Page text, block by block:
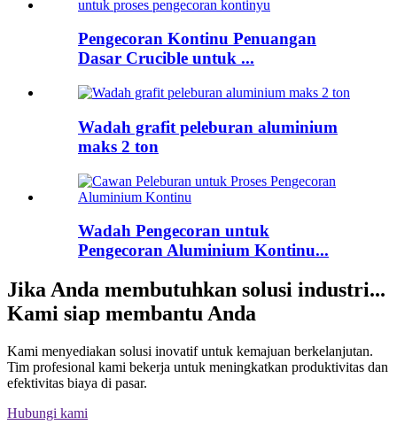
Pengecoran Kontinu Penuangan
Dasar Crucible untuk ...
Wadah grafit peleburan aluminium
maks 2 ton
Wadah Pengecoran untuk
Pengecoran Aluminium Kontinu...
Jika Anda membutuhkan solusi industri...
Kami siap membantu Anda
Kami menyediakan solusi inovatif untuk kemajuan berkelanjutan.
Tim profesional kami bekerja untuk meningkatkan produktivitas dan
efektivitas biaya di pasar.
Hubungi kami